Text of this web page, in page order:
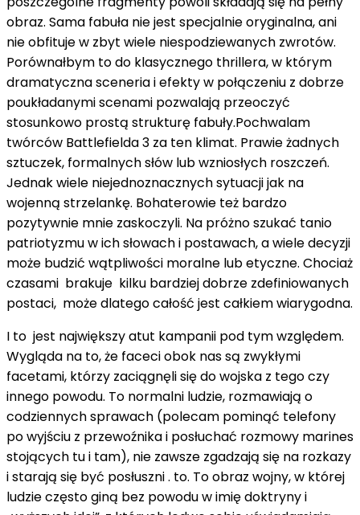
obraz. Sama fabuła nie jest specjalnie oryginalna, ani
nie obfituje w zbyt wiele niespodziewanych zwrotów.
Porównałbym to do klasycznego thrillera, w którym
dramatyczna sceneria i efekty w połączeniu z dobrze
poukładanymi scenami pozwalają przeoczyć
stosunkowo prostą strukturę fabuły.Pochwalam
twórców Battlefielda 3 za ten klimat. Prawie żadnych
sztuczek, formalnych słów lub wzniosłych roszczeń.
Jednak wiele niejednoznacznych sytuacji jak na
wojenną strzelankę. Bohaterowie też bardzo
pozytywnie mnie zaskoczyli. Na próżno szukać tanio
patriotyzmu w ich słowach i postawach, a wiele decyzji
może budzić wątpliwości moralne lub etyczne. Chociaż
czasami brakuje kilku bardziej dobrze zdefiniowanych
postaci, może dlatego całość jest całkiem wiarygodna.
I to jest największy atut kampanii pod tym względem.
Wygląda na to, że faceci obok nas są zwykłymi
facetami, którzy zaciągnęli się do wojska z tego czy
innego powodu. To normalni ludzie, rozmawiają o
codziennych sprawach (polecam pominąć telefony
po wyjściu z przewoźnika i posłuchać rozmowy marines
stojących tu i tam), nie zawsze zgadzają się na rozkazy
i starają się być posłuszni . to. To obraz wojny, w której
ludzie często giną bez powodu w imię doktryny i